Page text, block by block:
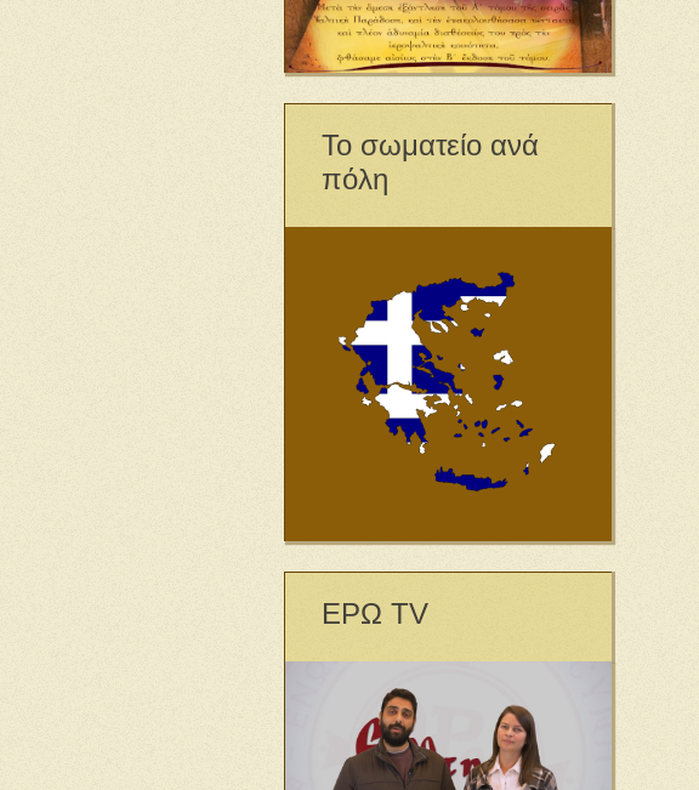
Το σωματείο ανά
πόλη
ΕΡΩ TV